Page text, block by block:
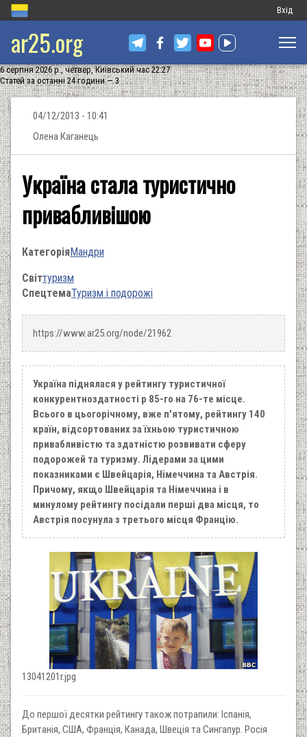
Меню
запису
Вхід
ar25.org
6 серпня 2026 р., четвер, Київський час 22:27
Статей за останні 24 години — 3
04/12/2013 - 10:41
Олена Каганець
Україна стала туристично
привабливішою
КатегоріяМандри
Світтуризм
СпецтемаТуризм і подорожі
https://www.ar25.org/node/21962
Україна піднялася у рейтингу туристичної
конкурентноздатності p 85-го на 76-те місце.
Всього в цьогорічному, вже п'ятому, рейтингу 140
країн, відсортованих за їхньою туристичною
привабливістю та здатністю розвивати сферу
подорожей та туризму. Лідерами за цими
показниками є Швейцарія, Німеччина та Австрія.
Причому, якщо Швейцарія та Німеччина і в
минулому рейтингу посідали перші два місця, то
Австрія посунула з третього місця Францію.
13041201r.jpg
До першої десятки рейтингу також потрапили: Іспанія,
Британія, США, Франція, Канада, Швеція та Сингапур. Росія